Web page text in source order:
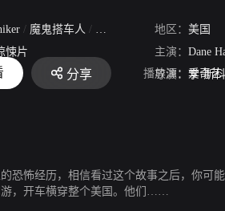
/ 魔鬼搭车人 / 幽灵终结者2007
地区： 美国
悚片 主演： Dane
导演： 李·斯
分享 播放源： 爱奇艺
恐怖经历，相信看过这个故事之后，你
游，开车横穿整个美国。他们……